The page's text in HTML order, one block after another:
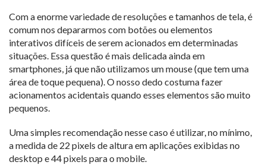
Com a enorme variedade de resoluções e tamanhos de tela, é
comum nos depararmos com botões ou elementos
interativos difíceis de serem acionados em determinadas
situações. Essa questão é mais delicada ainda em
smartphones, já que não utilizamos um mouse (que tem uma
área de toque pequena). O nosso dedo costuma fazer
acionamentos acidentais quando esses elementos são muito
pequenos.
Uma simples recomendação nesse caso é utilizar, no mínimo,
a medida de 22 pixels de altura em aplicações exibidas no
desktop e 44 pixels para o mobile.